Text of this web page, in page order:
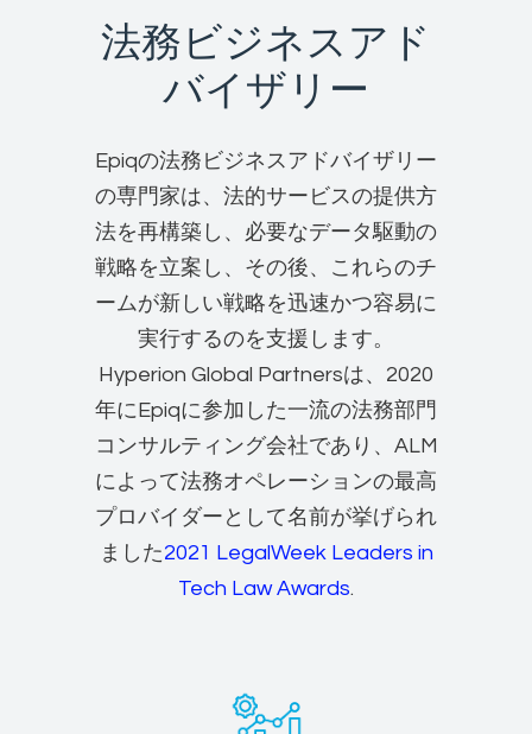
法務ビジネスアド
バイザリー
Epiqの法務ビジネスアドバイザリー
の専門家は、法的サービスの提供方
法を再構築し、必要なデータ駆動の
戦略を立案し、その後、これらのチ
ームが新しい戦略を迅速かつ容易に
実行するのを支援します。
Hyperion Global Partnersは、2020
年にEpiqに参加した一流の法務部門
コンサルティング会社であり、ALM
によって法務オペレーションの最高
プロバイダーとして名前が挙げられ
ました2021 LegalWeek Leaders in
Tech Law Awards.